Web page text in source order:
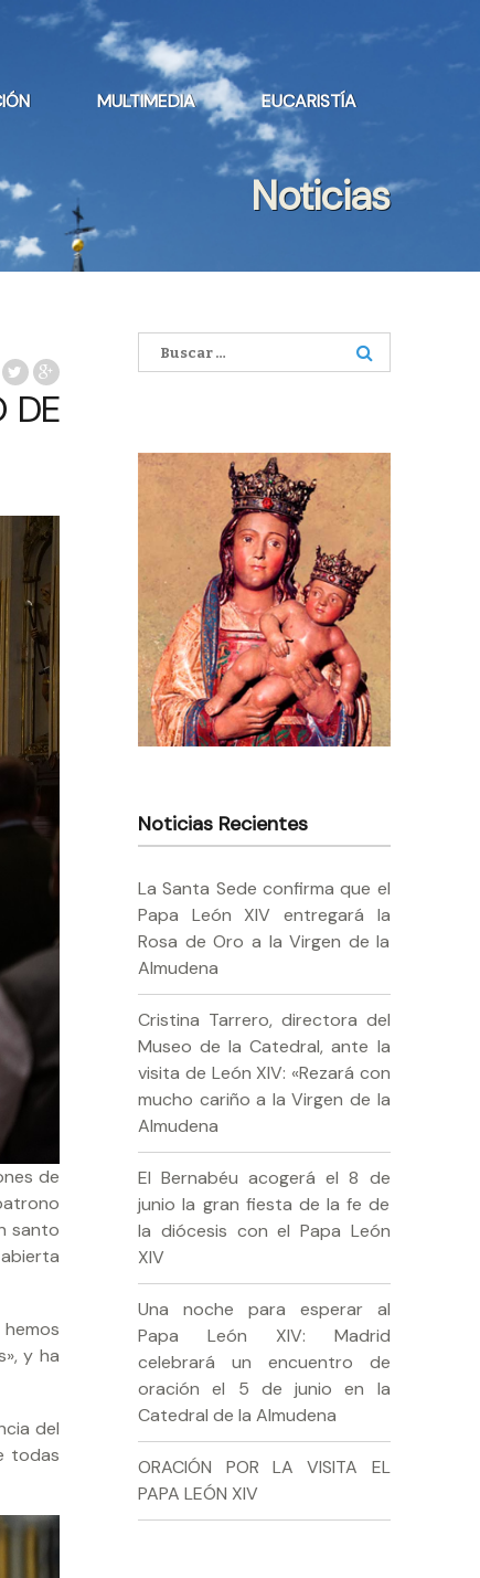
MULTIMEDIA EUCARISTÍA
Noticias
DE
de
santo
y ha
del
todas
Buscar:
Noticias Recientes
La Santa Sede confirma que el
Papa León XIV entregará la
Rosa de Oro a la Virgen de la
Almudena
Cristina Tarrero, directora del
Museo de la Catedral, ante la
visita de León XIV: «Rezará con
mucho cariño a la Virgen de la
Almudena
El Bernabéu acogerá el 8 de
junio la gran fiesta de la fe de
la diócesis con el Papa León
XIV
Una noche para esperar al
Papa León XIV: Madrid
celebrará un encuentro de
oración el 5 de junio en la
Catedral de la Almudena
ORACIÓN POR LA VISITA EL
PAPA LEÓN XIV